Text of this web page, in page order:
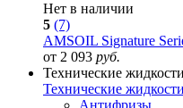
Нет в наличии
5 (7)
AMSOIL Signature
от 2 093 руб.
Технические жидкости
Технические жидкости
Антифризы